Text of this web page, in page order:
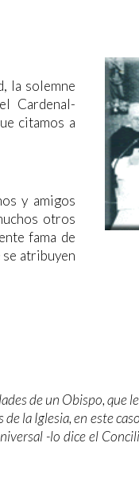
la solemne
Cardenal-
citamos a
y amigos
otros
fama de
se atribuyen
de un Obispo, que
la Iglesia, en este
-lo dice el